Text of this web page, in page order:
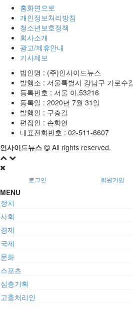
홈화면으로
개인정보처리방침
청소년보호정책
회사소개
광고/제휴안내
기사제보
법인명 : (주)인사이드뉴스
발행소 : 서울특별시 강남구 가로수
등록번호 : 서울 아,53216
등록일 : 2020년 7월 31일
발행인 : 구충길
편집인 : 손화연
대표전화번호 : 02-511-6607
인사이드뉴스
All rights reserved.
로그인 회원가입
MENU
정치
사회
경제
국제
문화
스포츠
심층기획
고충처리인